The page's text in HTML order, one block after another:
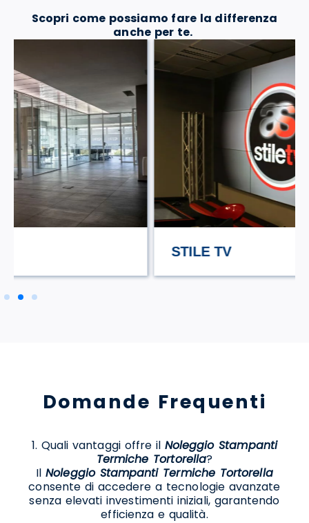
Scopri come possiamo fare la differenza
anche per te.
Domande Frequenti
1. Quali vantaggi offre il Noleggio Stampanti
Termiche Tortorella?
IlNoleggio Stampanti Termiche Tortorella
consente di accedere a tecnologie avanzate
senza elevati investimenti iniziali, garantendo
efficienza e qualità.